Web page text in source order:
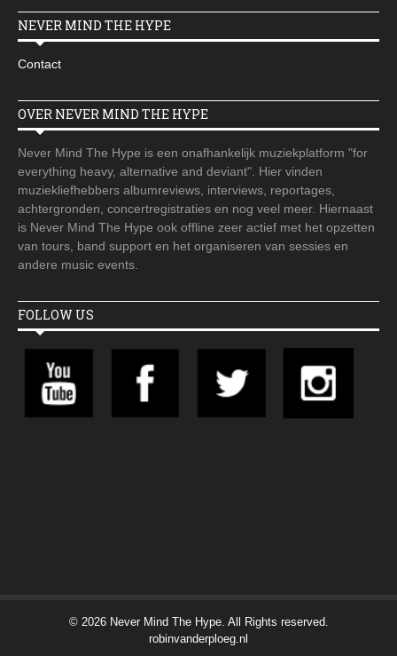
NEVER MIND THE HYPE
Contact
OVER NEVER MIND THE HYPE
Never Mind The Hype is een onafhankelijk muziekplatform "for
everything heavy, alternative and deviant". Hier vinden
muziekliefhebbers albumreviews, interviews, reportages,
achtergronden, concertregistraties en nog veel meer. Hiernaast
is Never Mind The Hype ook offline zeer actief met het opzetten
van tours, band support en het organiseren van sessies en
andere music events.
FOLLOW US
© 2026 Never Mind The Hype. All Rights reserved.
robinvanderploeg.nl